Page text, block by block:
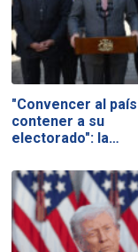
"Convencer al
contener a su
electorado": la…